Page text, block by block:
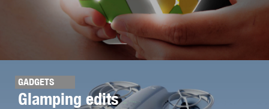
GADGETS
Glamping edits